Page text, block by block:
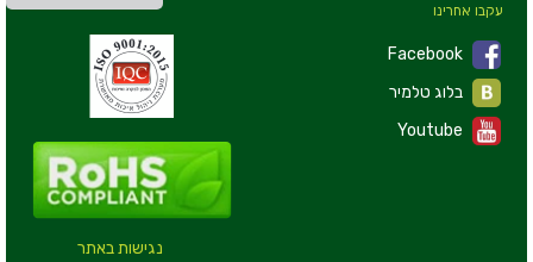
נגישות באתר
עקבו אחרינו
Facebook
Youtube